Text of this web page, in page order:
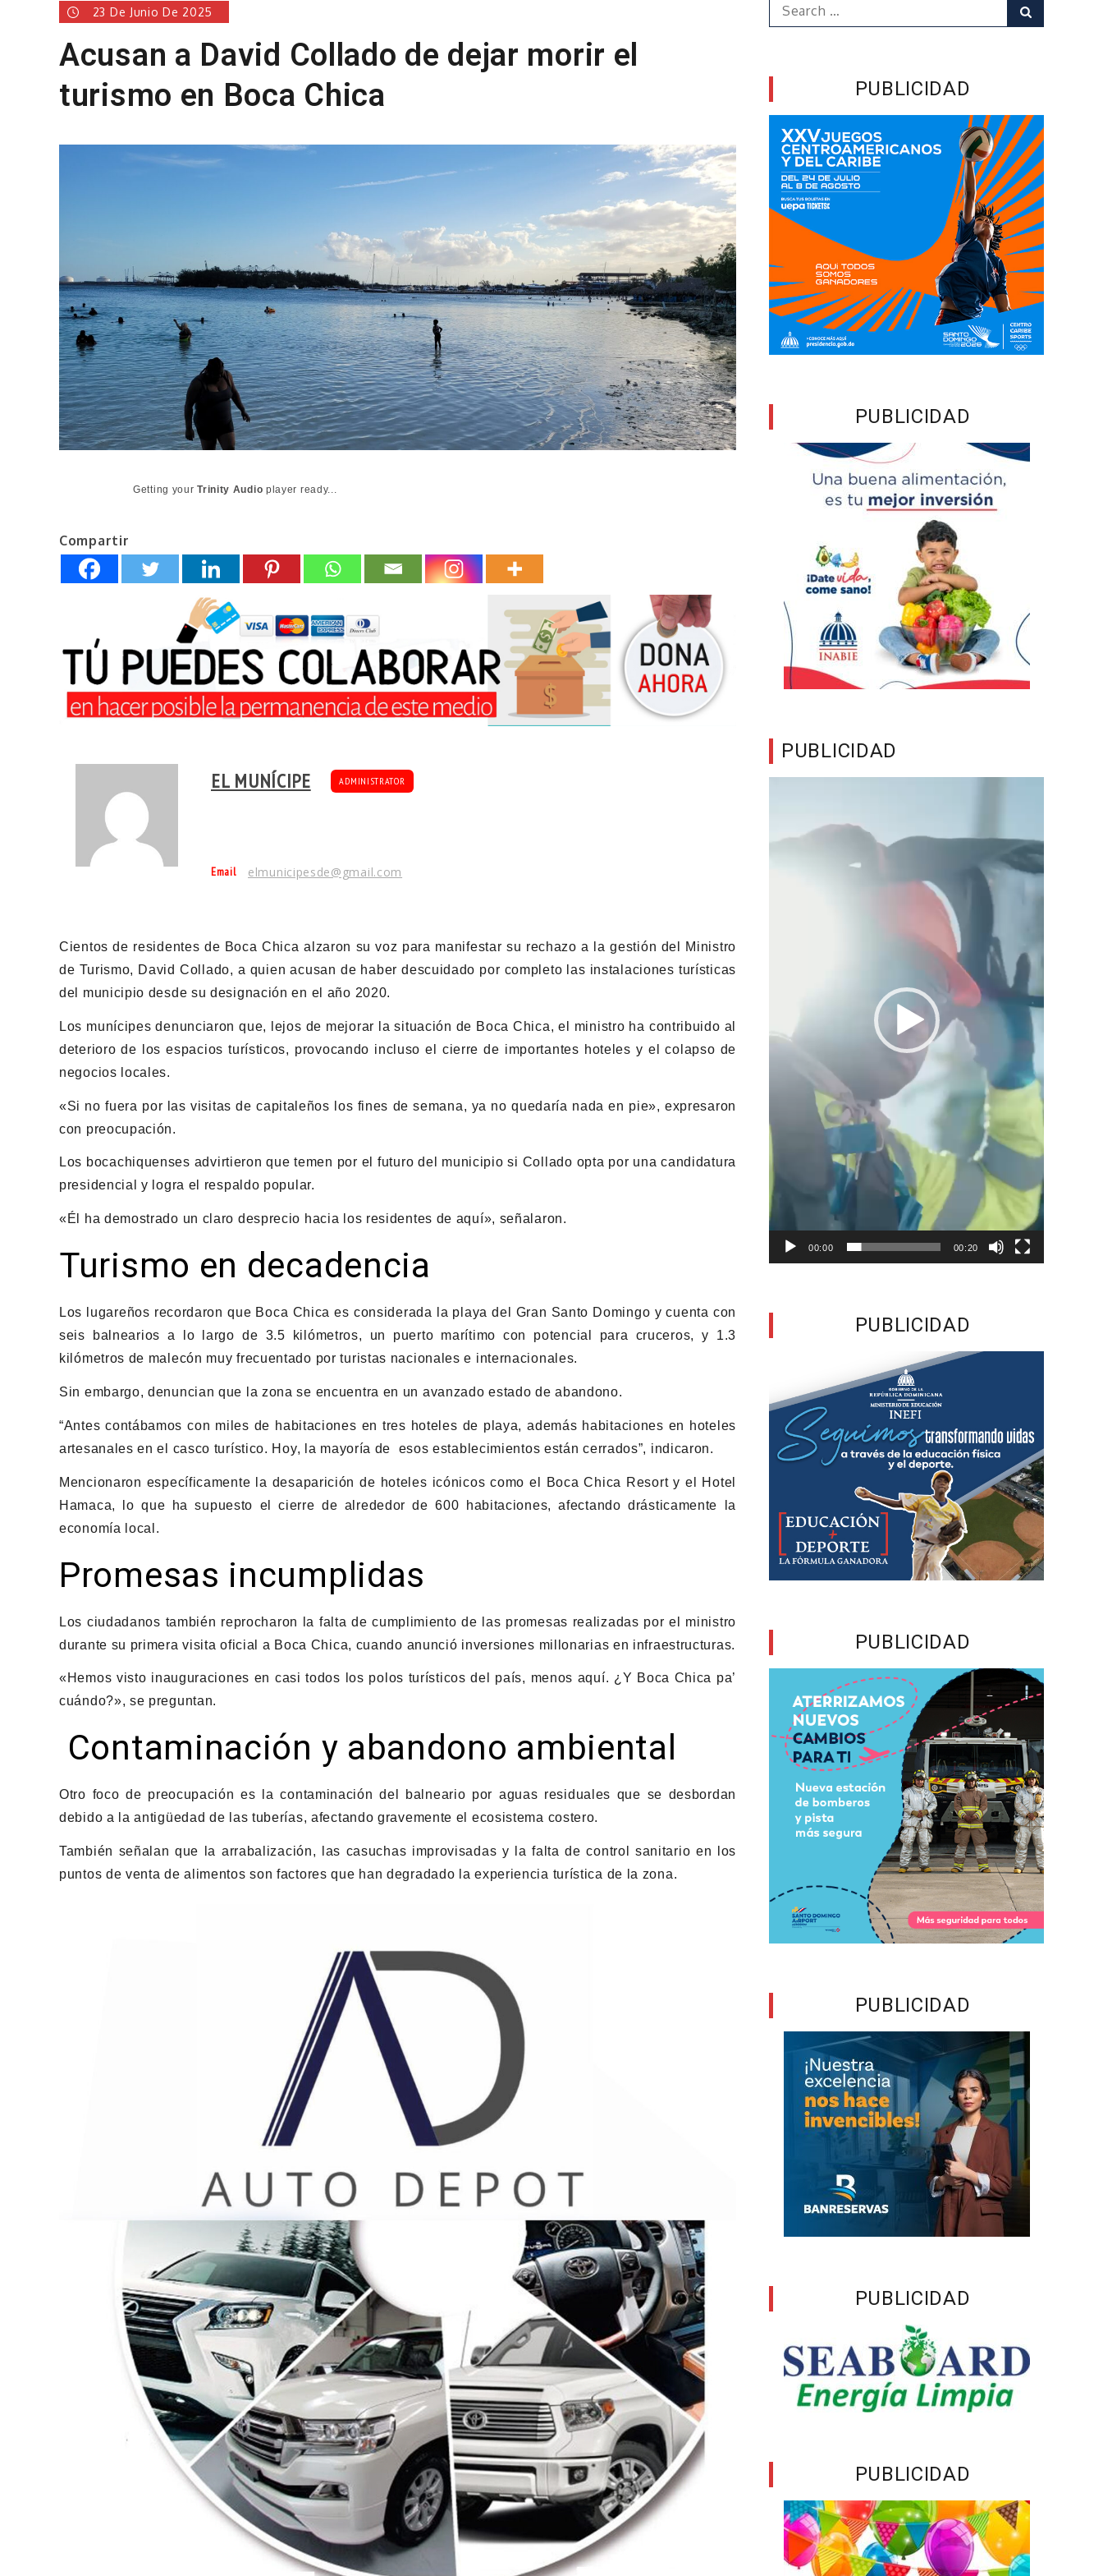
23 De Junio De 2025
Acusan a David Collado de dejar morir el
turismo en Boca Chica
Getting yourTrinity Audio player ready...
Compartir
EL MUNÍCIPE ADMINISTRATOR
Email elmunicipesde@gmail.com
Cientos de residentes de Boca Chica alzaron su voz para manifestar su rechazo a la gestión del Ministro
de Turismo, David Collado, a quien acusan de haber descuidado por completo las instalaciones turísticas
del municipio desde su designación en el año 2020.
Los munícipes denunciaron que, lejos de mejorar la situación de Boca Chica, el ministro ha contribuido al
deterioro de los espacios turísticos, provocando incluso el cierre de importantes hoteles y el colapso de
negocios locales.
«Si no fuera por las visitas de capitaleños los fines de semana, ya no quedaría nada en pie», expresaron
con preocupación.
Los bocachiquenses advirtieron que temen por el futuro del municipio si Collado opta por una candidatura
presidencial y logra el respaldo popular.
«Él ha demostrado un claro desprecio hacia los residentes de aquí», señalaron.
Turismo en decadencia
Los lugareños recordaron que Boca Chica es considerada la playa del Gran Santo Domingo y cuenta con
seis balnearios a lo largo de 3.5 kilómetros, un puerto marítimo con potencial para cruceros, y 1.3
kilómetros de malecón muy frecuentado por turistas nacionales e internacionales.
Sin embargo, denuncian que la zona se encuentra en un avanzado estado de abandono.
“Antes contábamos con miles de habitaciones en tres hoteles de playa, además habitaciones en hoteles
artesanales en el casco turístico. Hoy, la mayoría de esos establecimientos están cerrados”, indicaron.
Mencionaron específicamente la desaparición de hoteles icónicos como el Boca Chica Resort y el Hotel
Hamaca, lo que ha supuesto el cierre de alrededor de 600 habitaciones, afectando drásticamente la
economía local.
Promesas incumplidas
Los ciudadanos también reprocharon la falta de cumplimiento de las promesas realizadas por el ministro
durante su primera visita oficial a Boca Chica, cuando anunció inversiones millonarias en infraestructuras.
«Hemos visto inauguraciones en casi todos los polos turísticos del país, menos aquí. ¿Y Boca Chica pa’
cuándo?», se preguntan.
Contaminación y abandono ambiental
Otro foco de preocupación es la contaminación del balneario por aguas residuales que se desbordan
debido a la antigüedad de las tuberías, afectando gravemente el ecosistema costero.
También señalan que la arrabalización, las casuchas improvisadas y la falta de control sanitario en los
puntos de venta de alimentos son factores que han degradado la experiencia turística de la zona.
for:
PUBLICIDAD
PUBLICIDAD
PUBLICIDAD
00:00 00:20
PUBLICIDAD
PUBLICIDAD
PUBLICIDAD
PUBLICIDAD
PUBLICIDAD